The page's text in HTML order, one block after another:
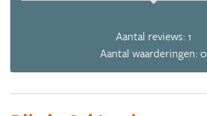
Aantal reviews: 1
Aantal waarderingen: 0